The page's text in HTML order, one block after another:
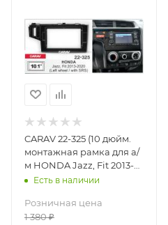
CARAV 22-325 (10 дюйм.
монтажная рамка для а/
м HONDA Jazz, Fit 2013-
2020 левый рульl с SRS
Есть в наличии
Розничная цена
1 380₽